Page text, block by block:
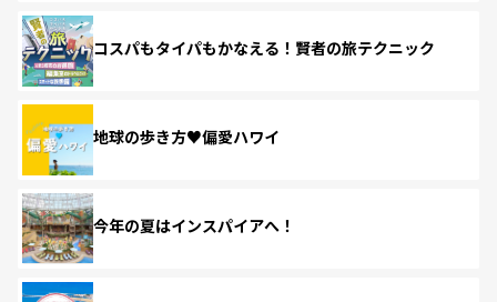
コスパもタイパもかなえる！賢者の旅テクニック
地球の歩き方♥偏愛ハワイ
今年の夏はインスパイアへ！